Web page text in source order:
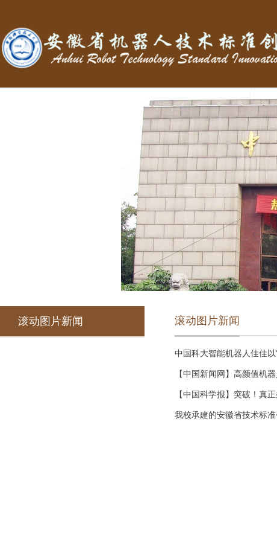
滚动图片新闻 滚动图片新闻
中国科大智能机器人佳佳
【中国新闻网】高颜值机
【中国科学报】突破！真
我校承建的安徽省技术标